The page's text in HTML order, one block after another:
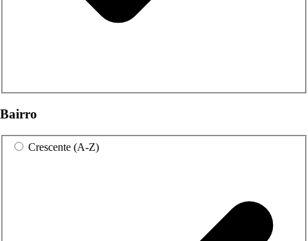
Bairro
Crescente (A-Z)